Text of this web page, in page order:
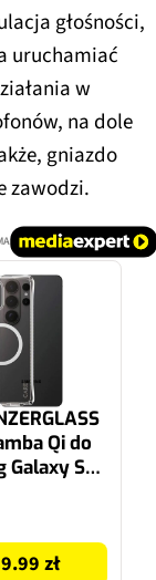
głośności,
uruchamiać
w
na dole
gniazdo
zawodzi.
Qi do
Galaxy S26
zł